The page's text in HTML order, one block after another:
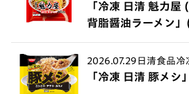
「冷凍 日清 魁力
背脂醤油ラーメン
2026.07.29 日清食品冷
「冷凍 日清 豚メシ